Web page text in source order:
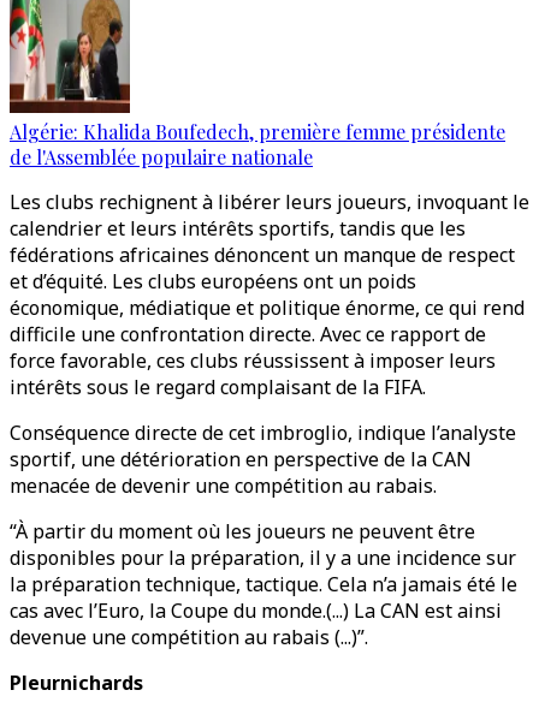
Algérie: Khalida Boufedech, première femme présidente
de l'Assemblée populaire nationale
Les clubs rechignent à libérer leurs joueurs, invoquant le
calendrier et leurs intérêts sportifs, tandis que les
fédérations africaines dénoncent un manque de respect
et d’équité. Les clubs européens ont un poids
économique, médiatique et politique énorme, ce qui rend
difficile une confrontation directe. Avec ce rapport de
force favorable, ces clubs réussissent à imposer leurs
intérêts sous le regard complaisant de la FIFA.
Conséquence directe de cet imbroglio, indique l’analyste
sportif, une détérioration en perspective de la CAN
menacée de devenir une compétition au rabais.
“À partir du moment où les joueurs ne peuvent être
disponibles pour la préparation, il y a une incidence sur
la préparation technique, tactique. Cela n’a jamais été le
cas avec l’Euro, la Coupe du monde.(...) La CAN est ainsi
devenue une compétition au rabais (...)”.
Pleurnichards